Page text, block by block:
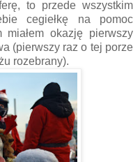
to przede wszystkim
cegiełkę na pomoc
miałem okazję pierwszy
(pierwszy raz o tej porze
rozebrany).